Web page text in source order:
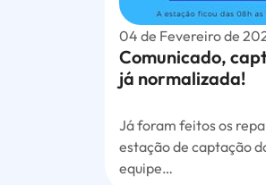
04 de Fevereiro de
Comunicado,
já normalizada!
Já foram feitos os
estação de captação
equipe…